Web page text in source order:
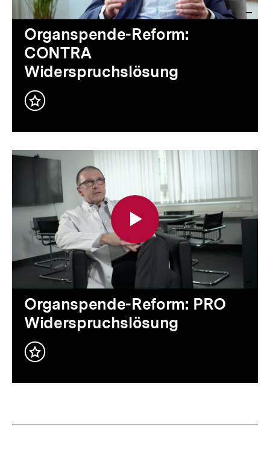
Video
Dauer
Organspende-Reform:
CONTRA
Widerspruchslösung
Inhalt
Video
Dauer
Organspende-Reform: PRO
Widerspruchslösung
Inhalt